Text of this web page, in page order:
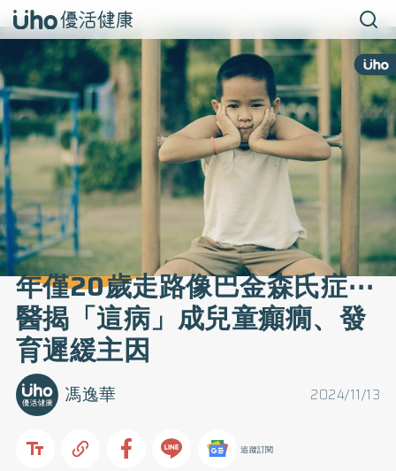
年僅20歲走路像巴金森氏症⋯
醫揭「這病」成兒童癲癇、發
育遲緩主因
2024/11/13
馮逸華
追蹤訂閱